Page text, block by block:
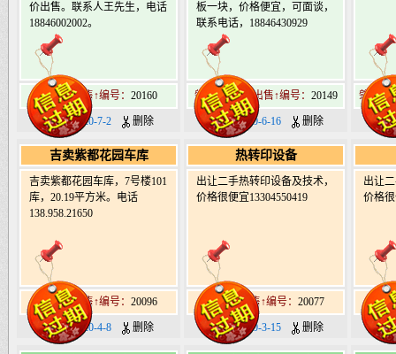
价出售。联系人王先生，电话
18846002002。
肇东市出售↑编号： 20160
日期：2020-7-2 删除
板一块，价格便宜，可面谈，
联系电话，18846430929
肇东南9道街出售↑编号： 20149
日期：2020-6-16 删除
肇东北
日
吉卖紫都花园车库
吉卖紫都花园车库，7号楼101
库，20.19平方米。电话
138.958.21650
肇东市出售↑编号： 20096
日期：2020-4-8 删除
热转印设备
出让二手热转印设备及技术，
价格很便宜13304550419
肇东市出售↑编号： 20077
日期：2020-3-15 删除
出让
价格
肇
日